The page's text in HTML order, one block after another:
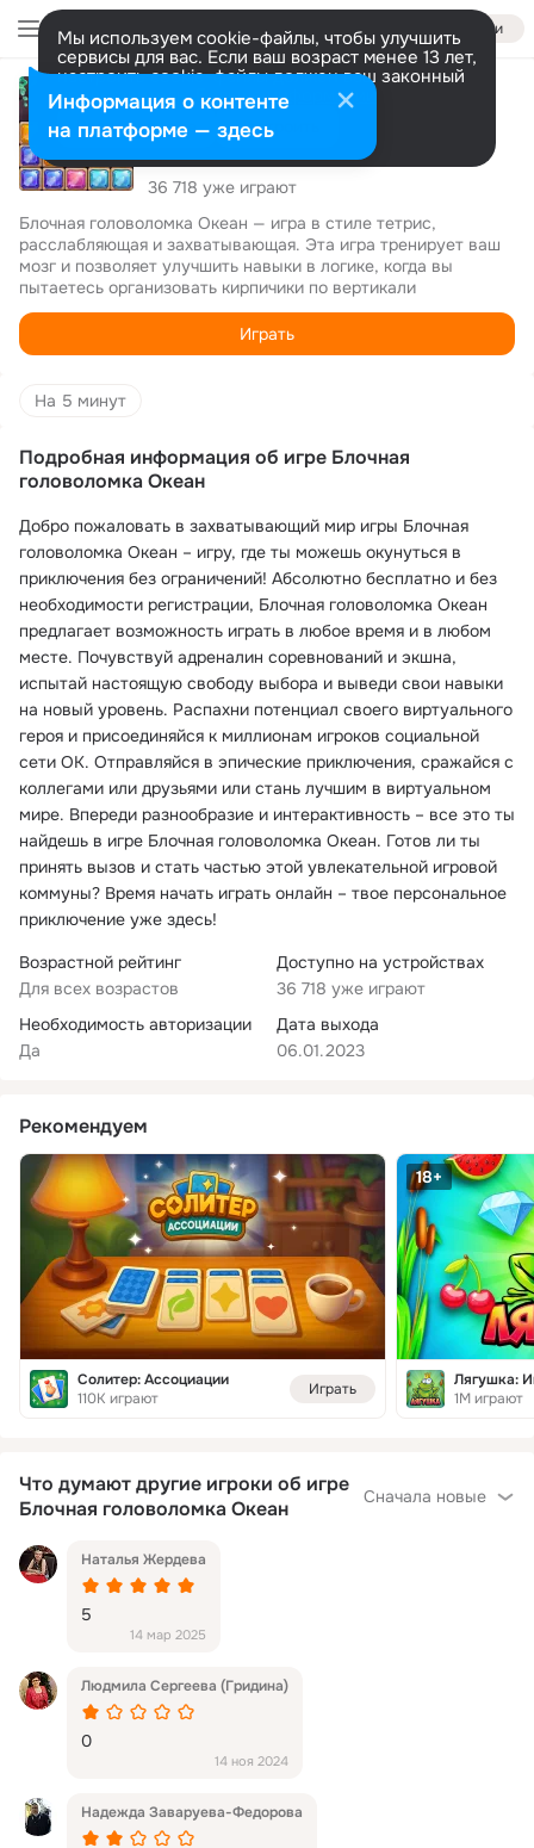
Войти
Мы используем cookie-файлы, чтобы улучшить
сервисы для вас. Если ваш возраст менее 13 лет,
настроить cookie-файлы должен ваш законный
представитель. Больше информации
Разрешить все Настроить
Блочная головоломка Океан
На 5 минут
36 718 уже играют
Блочная головоломка Океан — игра в стиле тетрис,
расслабляющая и захватывающая. Эта игра тренирует ваш
мозг и позволяет улучшить навыки в логике, когда вы
пытаетесь организовать кирпичики по вертикали
Играть
На 5 минут
Подробная информация об игре Блочная
головоломка Океан
Добро пожаловать в захватывающий мир игры Блочная
головоломка Океан – игру, где ты можешь окунуться в
приключения без ограничений! Абсолютно бесплатно и без
необходимости регистрации, Блочная головоломка Океан
предлагает возможность играть в любое время и в любом
месте. Почувствуй адреналин соревнований и экшна,
испытай настоящую свободу выбора и выведи свои навыки
на новый уровень. Распахни потенциал своего виртуального
героя и присоединяйся к миллионам игроков социальной
сети ОК. Отправляйся в эпические приключения, сражайся с
коллегами или друзьями или стань лучшим в виртуальном
мире. Впереди разнообразие и интерактивность – все это ты
найдешь в игре Блочная головоломка Океан. Готов ли ты
принять вызов и стать частью этой увлекательной игровой
коммуны? Время начать играть онлайн – твое персональное
приключение уже здесь!
Возрастной рейтинг
Для всех возрастов
Доступно на устройствах
36 718 уже играют
Необходимость авторизации
Да
Дата выхода
06.01.2023
Рекомендуем
Солитер: Ассоциации
110K играют
Играть
18+
1M играют
Что думают другие игроки об игре
Блочная головоломка Океан
Сначала новые
Наталья Жердева
5
14 мар 2025
Людмила Сергеева (Гридина)
0
14 ноя 2024
Надежда Заваруева-Федорова
Информация о контенте
на платформе — здесь